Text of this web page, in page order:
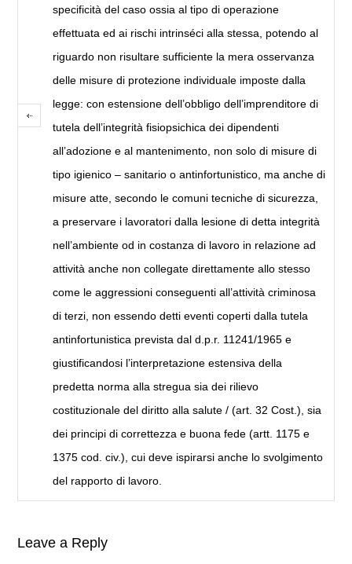
specificità del caso ossia al tipo di operazione
effettuata ed ai rischi intrinséci alla stessa, potendo al
riguardo non risultare sufficiente la mera osservanza
delle misure di protezione individuale imposte dalla
legge: con estensione dell’obbligo dell’imprenditore di
tutela dell’integrità fisiopsichica dei dipendenti
all’adozione e al mantenimento, non solo di misure di
tipo igienico – sanitario o antinfortunistico, ma anche di
misure atte, secondo le comuni tecniche di sicurezza,
a preservare i lavoratori dalla lesione di detta integrità
nell’ambiente od in costanza di lavoro in relazione ad
attività anche non collegate direttamente allo stesso
come le aggressioni conseguenti all’attività criminosa
di terzi, non essendo detti eventi coperti dalla tutela
antinfortunistica prevista dal d.p.r. 11241/1965 e
giustificandosi l’interpretazione estensiva della
predetta norma alla stregua sia dei rilievo
costituzionale del diritto alla salute / (art. 32 Cost.), sia
dei principi di correttezza e buona fede (artt. 1175 e
1375 cod. civ.), cui deve ispirarsi anche lo svolgimento
del rapporto di lavoro.
Leave a Reply